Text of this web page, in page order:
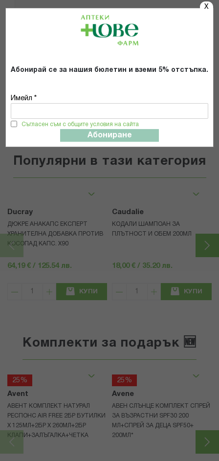
X
Абонирай се за нашия бюлетин и вземи 5% отстъпка.
Имейл *
Съгласен съм с общите условия на сайта
Абониране
Препоръчвам продукта
Прочетох и се съгласявам с
Общите условия и политиката за
Популярни в тази категория
Ducray
ДЮКРЕ АНАКАПС ЕКСПЕРТ
ХРАНИТЕЛНА ДОБАВКА ПРОТИВ
КОСОПАД КАПС. Х90
64,19 € / 125.54 лв.
КУПИ
Caudalie
КОДАЛИ ШАМПОАН ЗА
ПЛЪТНОСТ И ОБЕМ 200МЛ
18,00 € / 35.20 лв.
КУПИ
Комплекти за подарък 🆕
25%
Avent
АВЕНТ КОМПЛЕКТ НАТУРАЛ
РЕСПОНС AIR FREE 2БР БУТИЛКИ
Х 125МЛ+2БР Х 260МЛ+2БР
КЛАПИ+ЗАЛЪГАЛКА+ЧЕТКА
25%
Avene
АВЕН СЛЪНЦЕ КОМПЛЕКТ СПРЕЙ
ЗА ВЪЗРАСТНИ SPF30 200
МЛ+СПРЕЙ ЗА ДЕЦА SPF50+
200МЛ*